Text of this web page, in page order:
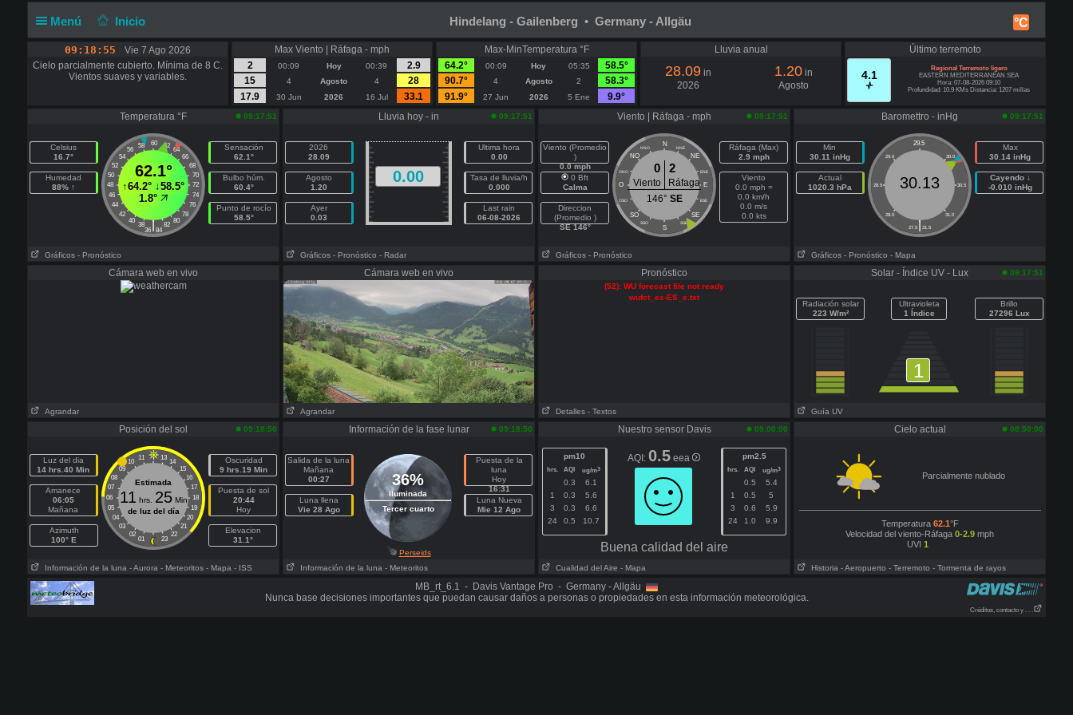
Menú Inicio °C
Hindelang - Gailenberg • Germany - Allgäu
09:18:55
Vie 7 Ago 2026
Cielo parcialmente cubierto. Mínima de 8 C.
Vientos suaves y variables.
Max Viento | Ráfaga - mph
2
00:09 Hoy 00:39
2.9
15
4 Agosto 4
28
17.9
30 Jun 2026 16 Jul 33.1
Max-MinTemperatura °F
64.2°
00:09 Hoy 05:35
58.5°
90.7°
4 Agosto 2
58.3°
91.9°
27 Jun 2026 5 Ene 9.9°
Lluvia anual
28.09 in
2026
1.20 in
Agosto
Último terremoto
4.1
Regional Terremoto ligero
EASTERN MEDITERRANEAN SEA
Hora: 07-08-2026 09:10
Profundidad: 10.9 KMs Distancia: 1207 millas
Temperatura °F 09:17:51
Celsius
16.7°
Humedad
88% ↑
60
58 62
56
64
54
66
52
68
50
70
48
72
46
74
44
76
42
78
40
80
38 82
|
36 84
62.1°
↑64.2° ↓58.5°
1.8°
Sensación
62.1°
Bulbo húm.
60.4°
Punto de rocío
58.5°
Gráficos - Pronóstico
Lluvia hoy - in 09:17:51
2026
28.09
Agosto
1.20
Ayer
0.03
0.00
Ultima hora
0.00
Tasa de lluvia/h
0.000
Last rain
06-08-2026
Gráficos - Pronóstico - Radar
Viento | Ráfaga - mph 09:17:51
Viento (Promedio
)
0.0 mph
0 Bft
Calma
Direccion
(Promedio )
SE 146°
N
NNO NNE
NO NE
ONO ENE
O E
OSO ESE
SO SE
SSO SSE
S
0 2
Viento
Ráfaga
146° SE
Ráfaga (Max)
2.9 mph
Viento
0.0 mph =
0.0 km/h
0.0 m/s
0.0 kts
Gráficos - Pronóstico
Baromettro - inHg 09:17:51
Min
30.11 inHg
Actual
1020.3 hPa
29.5
29.0 30.0
28.5 30.5
28.0 31.0
|
27.5 31.5
30.13
Max
30.14 inHg
Cayendo ↓
-0.010 inHg
Gráficos - Pronóstico - Mapa
Cámara web en vivo
Agrandar
Cámara web en vivo
Agrandar
Pronóstico
(52): WU forecast file not ready
wufct_es-ES_e.txt
Detalles - Textos
Solar - Índice UV - Lux 09:17:51
Radiación solar
223 W/m²
Ultravioleta
1 Índice
1
Brillo
27296 Lux
Guía UV
Posición del sol 09:18:50
Luz del dia
14 hrs.40 Min
Amanece
06:05
Mañana
Azimuth
100° E
11 13
10
14
09
15
08
16
07
17
06
18
05
19
04
20
03
21
02
22
01 23
Estimada
11 hrs. 25Min
de luz del día
Oscuridad
9 hrs.19 Min
Puesta de sol
20:44
Hoy
Elevacion
31.1°
Información de la luna - Aurora - Meteoritos - Mapa - ISS
Información de la fase lunar 09:18:50
Salida de la luna
Mañana
00:27
Luna llena
Vie 28 Ago
36%
Iluminada
Tercer cuarto
Puesta de la
luna
Hoy
16:31
Luna Nueva
Mie 12 Ago
Perseids
Información de la luna - Meteoritos
Nuestro sensor Davis 09:00:00
pm10
hrs. AQI ug/m3
0.3
6.1
1
0.3
5.6
3
0.3
6.6
24
0.5 10.7
AQI: 0.5 eea pm2.5
hrs. AQI ug/m3
0.5
5.4
1
0.5
5
3
0.6
5.9
24
1.0 9.9
Buena calidad del aire
Cualidad del Aire - Mapa
Cielo actual 08:50:00
Parcialmente nublado
Temperatura 62.1°F
Velocidad del viento-Ráfaga 0-2.9 mph
UVI 1
Historia - Aeropuerto - Terremoto - Tormenta de rayos
MB_rt_6.1 - Davis Vantage Pro - Germany - Allgäu
Nunca base decisiones importantes que puedan causar daños a personas o propiedades en esta información meteorológica.
Créditos, contacto y . . .